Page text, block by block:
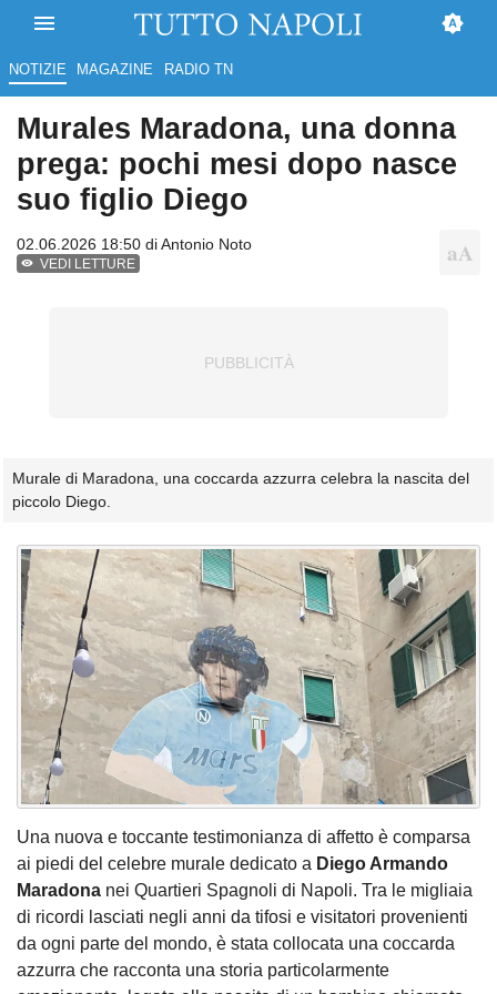
NOTIZIE MAGAZINE RADIO TN
Murales Maradona, una donna
prega: pochi mesi dopo nasce
suo figlio Diego
02.06.2026 18:50 diAntonio Noto
VEDI LETTURE
Murale di Maradona, una coccarda azzurra celebra la nascita del
piccolo Diego.
Una nuova e toccante testimonianza di affetto è comparsa
ai piedi del celebre murale dedicato a Diego Armando
Maradona nei Quartieri Spagnoli di Napoli. Tra le migliaia
di ricordi lasciati negli anni da tifosi e visitatori provenienti
da ogni parte del mondo, è stata collocata una coccarda
azzurra che racconta una storia particolarmente